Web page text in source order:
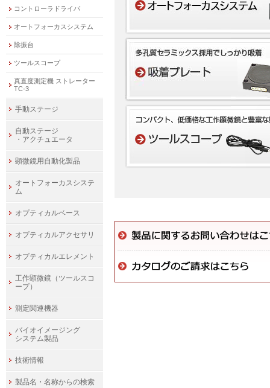
コントローラドライバ
オートフォーカスシステム
除振台
ツールスコープ
真直度測定機 ストレーター
TC-3
手動ステージ
自動ステージ
・アクチュエータ
顕微鏡用自動化製品
オートフォーカスシステ
ム
オプティカルベース
オプティカルアクセサリ
オプティカルエレメント
工作顕微鏡（ツールスコ
ープ）
測定関連機器
バイオイメージング
システム製品
技術情報
製品名・名称からの検索